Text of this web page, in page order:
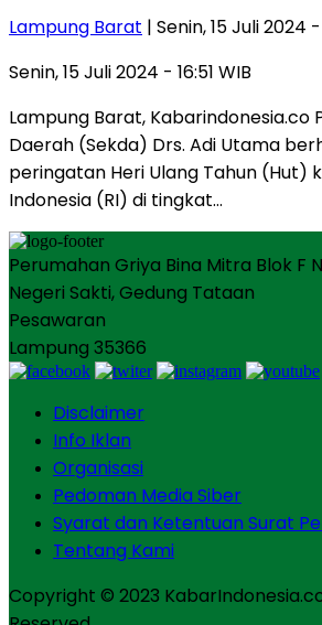
Lampung Barat | Senin, 15 Juli 2024 -
Senin, 15 Juli 2024 - 16:51 WIB
Lampung Barat, Kabarindonesia.co
Daerah (Sekda) Drs. Adi Utama
peringatan Heri Ulang Tahun (Hut)
Indonesia (RI) di tingkat…
Perumahan Griya Bina Mitra Blok F
Negeri Sakti, Gedung Tataan
Pesawaran
Lampung 35366
Disclaimer
Info Iklan
Organisasi
Pedoman Media Siber
Syarat dan Ketentuan Surat
Tentang Kami
Copyright © 2023